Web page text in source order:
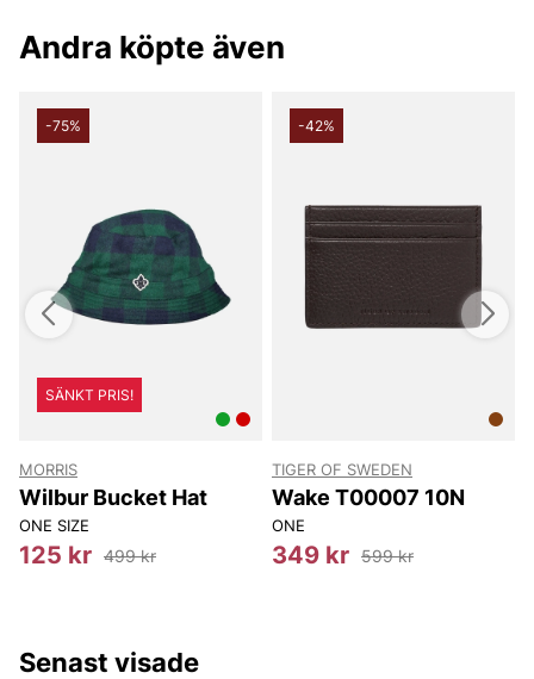
Andra köpte även
-75%
SÄNKT PRIS!
MORRIS
Wilbur Bucket Hat
ONE SIZE
125 kr 499 kr
-42%
TIGER OF SWEDEN
Wake T00007 10N
ONE
349 kr 599 kr
Senast visade